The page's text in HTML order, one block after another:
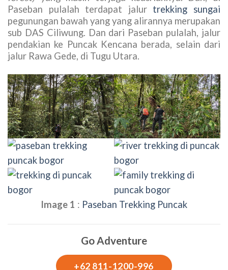
Paseban pulalah terdapat jalur trekking sungai
pegunungan bawah yang yang alirannya merupakan
sub DAS Ciliwung. Dan dari Paseban pulalah, jalur
pendakian ke Puncak Kencana berada, selain dari
jalur Rawa Gede, di Tugu Utara.
Image 1 : Paseban Trekking Puncak
Go Adventure
+62 811-1200-996